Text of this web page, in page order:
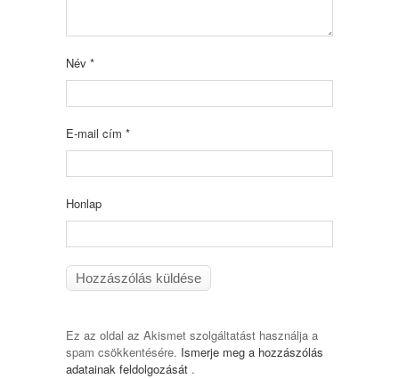
Név *
E-mail cím *
Honlap
Ez az oldal az Akismet szolgáltatást használja a
spam csökkentésére. Ismerje meg a hozzászólás
adatainak feldolgozását .